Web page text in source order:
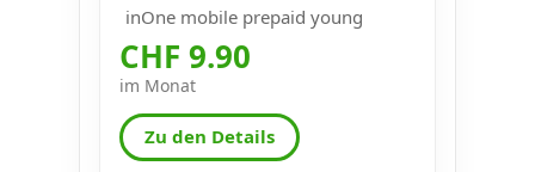
inOne mobile prepaid young
CHF 9.90
im Monat
Zu den Details